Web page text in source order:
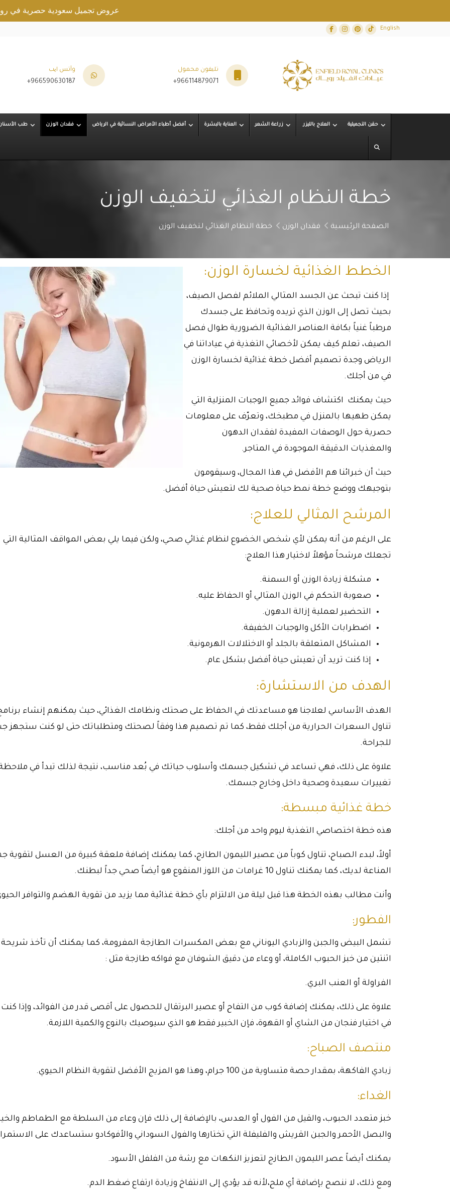
عروض تجميل سعودية حصرية في رويال كلينيك.
Facebook
Instagram
Dribbble
TikTok
English
تليفون محمول
+966114879071
وآتس ایب
+966590630187
حقن التجميلية العلاج بالليزر زراعة الشعر العناية بالبشرة أفضل أطباء الأمراض النسائية في الرياض فقدان الوزن طب
خطة النظام الغذائي لتخفيف الوزن
الصفحة الرئيسية فقدان الوزن خطة النظام الغذائي لتخفيف الوزن
الخطط الغذائية لخسارة الوزن:
إذا كنت تبحث عن الجسد المثالي الملائم لفصل الصيف،
بحيث تصل إلى الوزن الذي تريده وتحافظ على جسدك
مرطباً غنياً بكافة العناصر الغذائية الضرورية طوال فصل
الصيف، تعلم كيف يمكن لأخصائي التغذية في عياداتنا في
الرياض وجدة تصميم أفضل خطة غذائية لخسارة الوزن
في من أجلك.
حيث يمكنك اكتشاف فوائد جميع الوجبات المنزلية التي
يمكن طهيها بالمنزل في مطبخك، وتعرّف على معلومات
حصرية حول الوصفات المفيدة لفقدان الدهون
والمغذيات الدقيقة الموجودة في المتاجر.
حيث أن خبرائنا هم الأفضل في هذا المجال، وسيقومون
بتوجيهك ووضع خطة نمط حياة صحية لك لتعيش حياة أفضل.
المرشح المثالي للعلاج:
على الرغم من أنه يمكن لأي شخص الخضوع لنظام غذائي صحي، ولكن فيما يلي بعض المواقف المثالية التي
تجعلك مرشحاً مؤهلاً لاختيار هذا العلاج:
مشكلة زيادة الوزن أو السمنة.
صعوبة التحكم في الوزن المثالي أو الحفاظ عليه.
التحضير لعملية إزالة الدهون.
اضطرابات الأكل والوجبات الخفيفة.
المشاكل المتعلقة بالجلد أو الاختلالات الهرمونية.
إذا كنت تريد أن تعيش حياة أفضل بشكل عام.
الهدف من الاستشارة:
الهدف الأساسي لعلاجنا هو مساعدتك في الحفاظ على صحتك ونظامك الغذائي، حيث يمكنهم إنشاء
تناول السعرات الحرارية من أجلك فقط، كما تم تصميم هذا وفقاً لصحتك ومتطلباتك حتى لو كنت
للجراحة.
علاوة على ذلك، فهي تساعد في تشكيل جسمك وأسلوب حياتك في بُعد مناسب، نتيجة لذلك تبدأ في
تغييرات سعيدة وصحية داخل وخارج جسمك.
خطة غذائية مبسطة:
هذه خطة اختصاصي التغذية ليوم واحد من أجلك:
أولاً، لبدء الصباح، تناول كوباً من عصير الليمون الطازج، كما يمكنك إضافة ملعقة كبيرة من العسل لتقوية
المناعة لديك، كما يمكنك تناول 10 غرامات من اللوز المنقوع هو أيضاً صحي جداً لبطنك.
وأنت مطالب بهذه الخطة هذا قبل ليلة من الالتزام بأي خطة غذائية مما يزيد من تقوية الهضم والتوافر
الفطور:
تشمل البيض والجبن والزبادي اليوناني مع بعض المكسرات الطازجة المفرومة، كما يمكنك أن تأخذ شريحة
اثنتين من خبز الحبوب الكاملة، أو وعاء من دقيق الشوفان مع فواكه طازجة مثل :
الفراولة أو العنب البري.
علاوة على ذلك، يمكنك إضافة كوب من التفاح أو عصير البرتقال للحصول على أقصى قدر من الفوائد، وإذا
في اختيار فنجان من الشاي أو القهوة، فإن الخبير فقط هو الذي سيوصيك بالنوع والكمية اللازمة.
منتصف الصباح:
زبادي الفاكهة، بمقدار حصة متساوية من 100 جرام، وهذا هو المزيج الأفضل لتقوية النظام الحيوي.
الغداء:
خبز متعدد الحبوب، والقيل من الفول أو العدس، بالإضافة إلى ذلك فإن وعاء من السلطة مع الطماطم
والبصل الأحمر والجبن القريش والفليفلة التي تختارها والفول السوداني والأفوكادو ستساعدك على
يمكنك أيضاً عصر الليمون الطازج لتعزيز النكهات مع رشة من الفلفل الأسود.
ومع ذلك، لا ننصح بإضافة أي ملح،لأنه قد يؤدي إلى الانتفاخ وزيادة ارتفاع ضغط الدم.